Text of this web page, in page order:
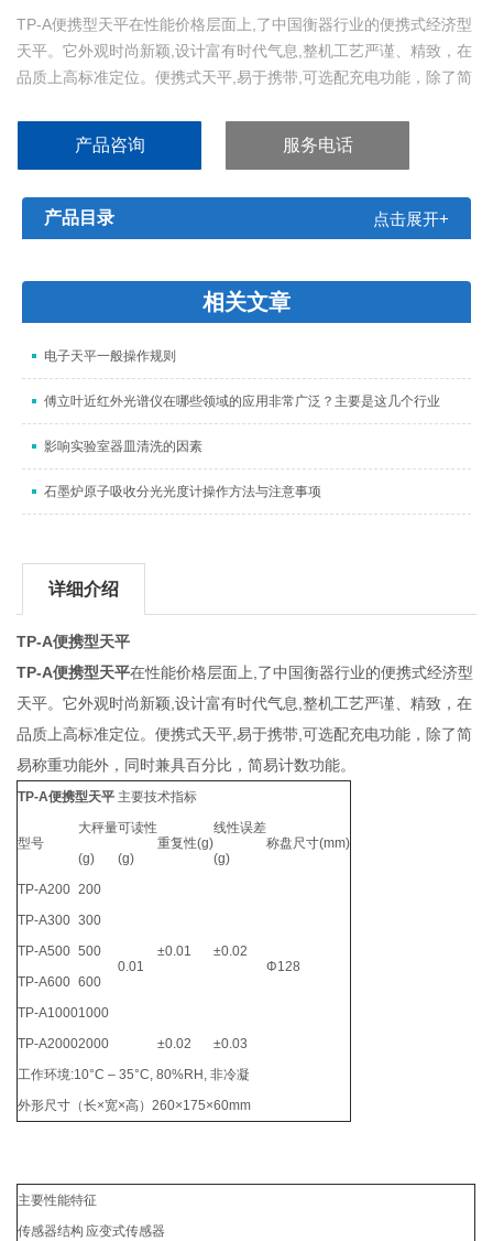
TP-A便携型天平在性能价格层面上,了中国衡器行业的便携式经济型
天平。它外观时尚新颖,设计富有时代气息,整机工艺严谨、精致，在
品质上高标准定位。便携式天平,易于携带,可选配充电功能，除了简
产品咨询 服务电话
产品目录 点击展开+
相关文章
电子天平一般操作规则
傅立叶近红外光谱仪在哪些领域的应用非常广泛？主要是这几个行业
影响实验室器皿清洗的因素
石墨炉原子吸收分光光度计操作方法与注意事项
详细介绍
TP-A便携型天平
TP-A便携型天平在性能价格层面上,了中国衡器行业的便携式经济型
天平。它外观时尚新颖,设计富有时代气息,整机工艺严谨、精致，在
品质上高标准定位。便携式天平,易于携带,可选配充电功能，除了简
易称重功能外，同时兼具百分比，简易计数功能。
TP-A便携型天平 主要技术指标
型号
大秤量
(g)
可读性
(g)
重复性(g)
线性误差
(g)
称盘尺寸(mm)
TP-A200 200
0.01
±0.01
±0.02
Φ128
TP-A300 300
TP-A500 500
TP-A600 600
TP-A10001000
TP-A20002000 ±0.02
±0.03
工作环境:10°C – 35°C, 80%RH, 非冷凝
外形尺寸（长×宽×高）260×175×60mm
主要性能特征
传感器结构 应变式传感器